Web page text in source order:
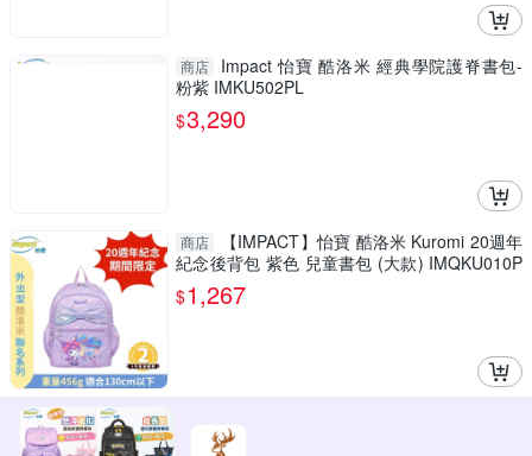
商店
Impact 怡寶 酷洛米 經典學院護脊書包-
粉紫 IMKU502PL
$3,290
商店
【IMPACT】怡寶 酷洛米 Kuromi 20週年
紀念後背包 紫色 兒童書包 (大款) IMQKU010P
L
$1,267